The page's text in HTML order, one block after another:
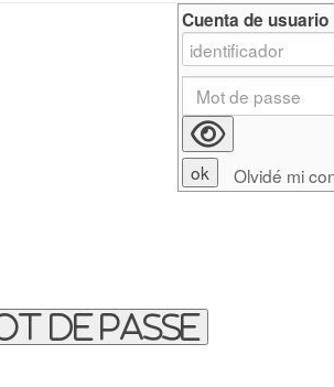
de passe
Cuenta de usuario
Olvidé mi